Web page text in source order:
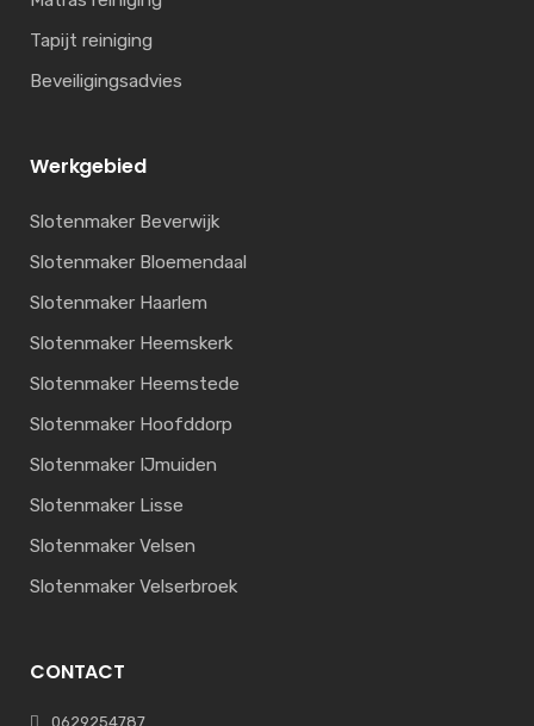
Tapijt reiniging
Beveiligingsadvies
Werkgebied
Slotenmaker Beverwijk
Slotenmaker Bloemendaal
Slotenmaker Haarlem
Slotenmaker Heemskerk
Slotenmaker Heemstede
Slotenmaker Hoofddorp
Slotenmaker IJmuiden
Slotenmaker Lisse
Slotenmaker Velsen
Slotenmaker Velserbroek
CONTACT
0629254787